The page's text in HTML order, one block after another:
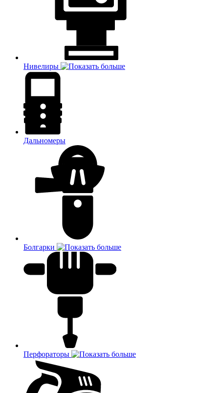
Нивелиры
Дальномеры
Болгарки
Перфораторы